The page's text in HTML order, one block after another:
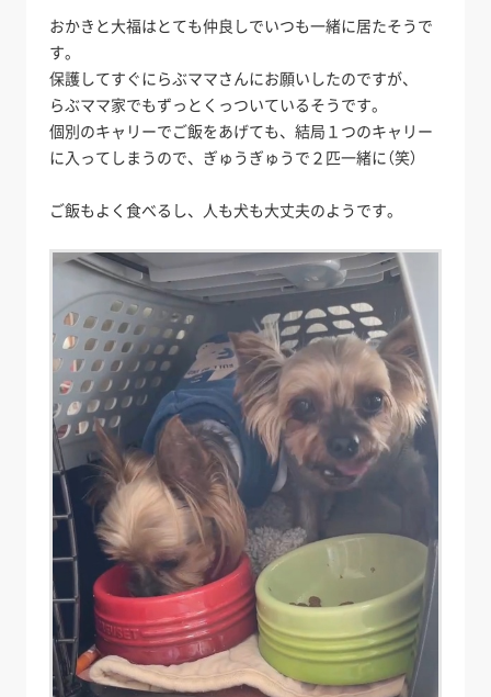
おかきと大福はとても仲良しでいつも一緒に居たそうで
す。
保護してすぐにらぶママさんにお願いしたのですが、
らぶママ家でもずっとくっついているそうです。
個別のキャリーでご飯をあげても、結局１つのキャリー
に入ってしまうので、ぎゅうぎゅうで２匹一緒に（笑）
ご飯もよく食べるし、人も犬も大丈夫のようです。